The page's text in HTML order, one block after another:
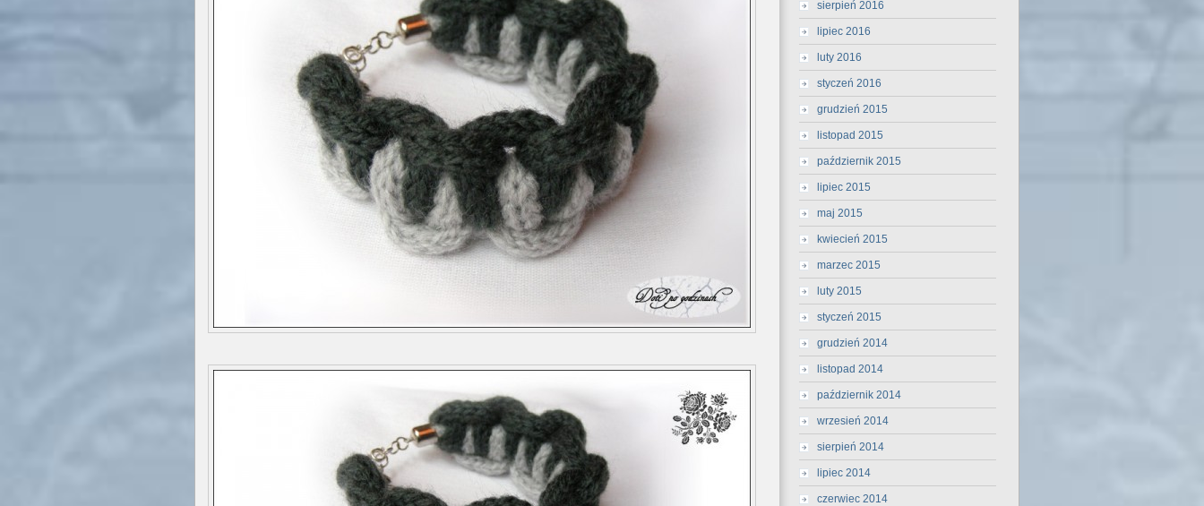
sierpień 2016
lipiec 2016
luty 2016
styczeń 2016
grudzień 2015
listopad 2015
październik 2015
lipiec 2015
maj 2015
kwiecień 2015
marzec 2015
luty 2015
styczeń 2015
grudzień 2014
listopad 2014
październik 2014
wrzesień 2014
sierpień 2014
lipiec 2014
czerwiec 2014